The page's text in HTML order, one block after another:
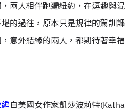
兩人相伴跑遍紐約，在逗趣與混
的過往，原本只是規律的駕訓課
意外結緣的兩人，都期待著幸福
自美國女作家凱莎波莉特(Katha